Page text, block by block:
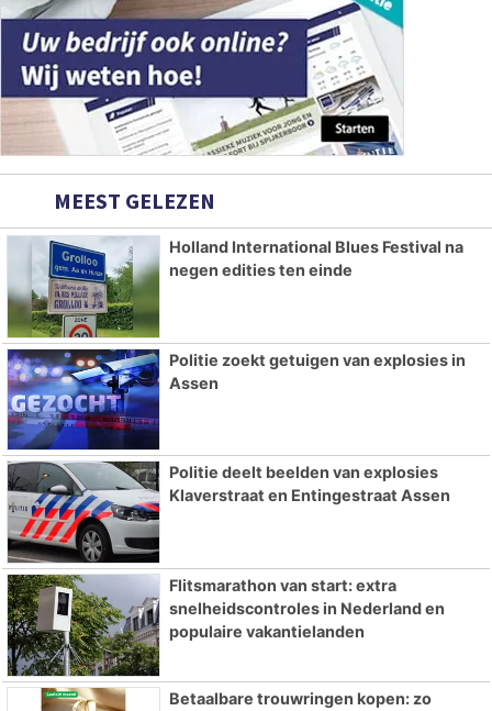
MEEST GELEZEN
Holland International Blues Festival na
negen edities ten einde
Politie zoekt getuigen van explosies in
Assen
Politie deelt beelden van explosies
Klaverstraat en Entingestraat Assen
Flitsmarathon van start: extra
snelheidscontroles in Nederland en
populaire vakantielanden
Betaalbare trouwringen kopen: zo